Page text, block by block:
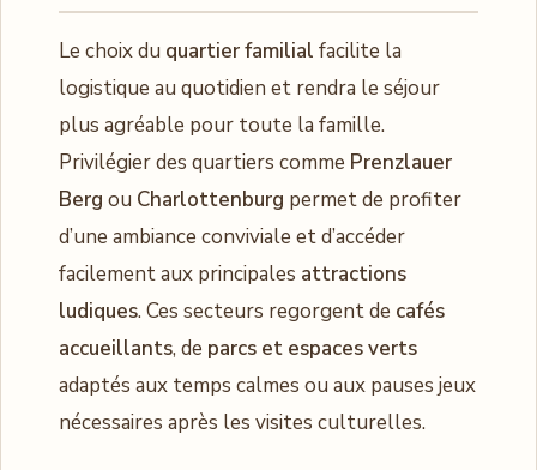
Le choix du quartier familial facilite la
logistique au quotidien et rendra le séjour
plus agréable pour toute la famille.
Privilégier des quartiers comme Prenzlauer
Berg ou Charlottenburg permet de profiter
d’une ambiance conviviale et d’accéder
facilement aux principales attractions
ludiques. Ces secteurs regorgent de cafés
accueillants, de parcs et espaces verts
adaptés aux temps calmes ou aux pauses jeux
nécessaires après les visites culturelles.